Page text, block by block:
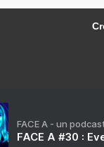
FACE A - un
FACE A #30 :